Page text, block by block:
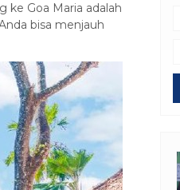
ke Goa Maria adalah
bisa menjauh